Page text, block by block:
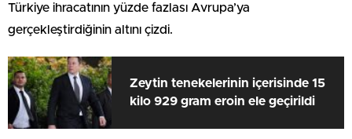
Türkiye ihracatının yüzde fazlası Avrupa’ya
gerçekleştirdiğinin altını çizdi.
Zeytin tenekelerinin içerisinde 15
kilo 929 gram eroin ele geçirildi